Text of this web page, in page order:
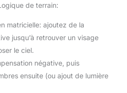
de terrain:
matricielle: ajoutez de la
jusqu’à retrouver un visage
le ciel.
négative, puis
ensuite (ou ajout de lumière